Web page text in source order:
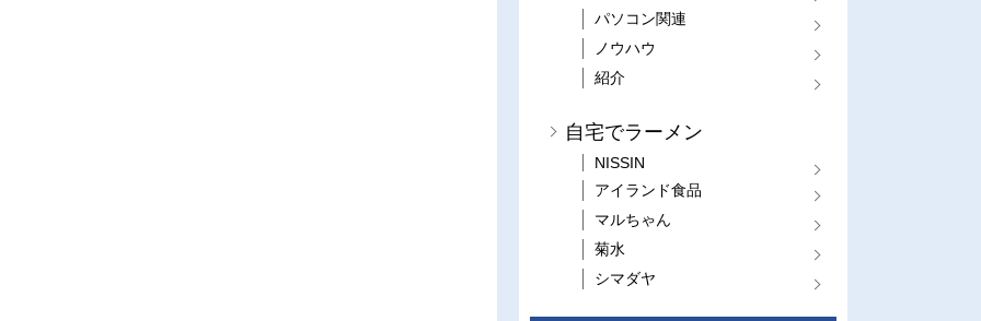
パソコン関連
ノウハウ
紹介
自宅でラーメン
NISSIN
アイランド食品
マルちゃん
菊水
シマダヤ